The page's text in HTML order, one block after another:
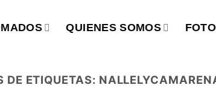
QUIENES SOMOS
DE ETIQUETAS: